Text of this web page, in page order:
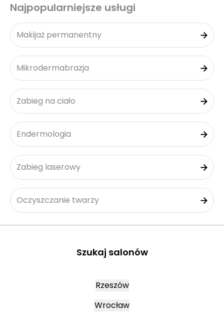
Najpopularniejsze usługi
Makijaż permanentny
Mikrodermabrazja
Zabieg na ciało
Endermologia
Zabieg laserowy
Oczyszczanie twarzy
Szukaj salonów
Rzeszów
Wrocław